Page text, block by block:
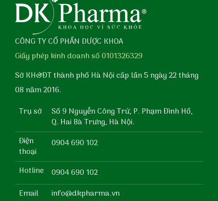
CÔNG TY CỔ PHẦN DƯỢC KHOA
Giấy phép kinh doanh số 0101326329
Sở KH&ĐT thành phố Hà Nội cấp lần 5 ngày 22 tháng
08 năm 2016.
Trụ sở
Số 9 Nguyễn Công Trứ, P. Phạm Đình Hổ,
Q. Hai Bà Trưng, Hà Nội.
Điện
thoại
0904 690 102
Hotline
0904 690 102
Email
info@dkpharma.vn